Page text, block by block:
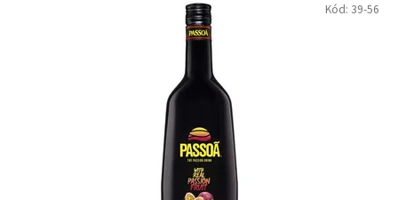
Kód: 39-56